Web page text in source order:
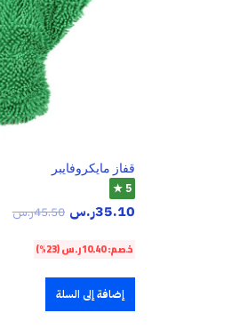
قفاز مايكروفايبر
5 ★
35.10ر.س 45.50ر.س
خصم:10.40ر.س(23%)
إضافة إلى السلة